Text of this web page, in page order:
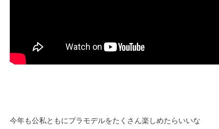
今年も公私ともにプラモデルをたくさん楽しめたらいいな